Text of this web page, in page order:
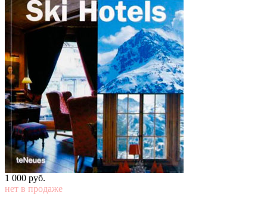
1 000 pуб.
нет в продаже